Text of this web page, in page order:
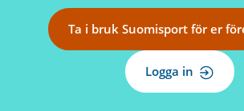
Ta i bruk Suomisport för er
Logga in